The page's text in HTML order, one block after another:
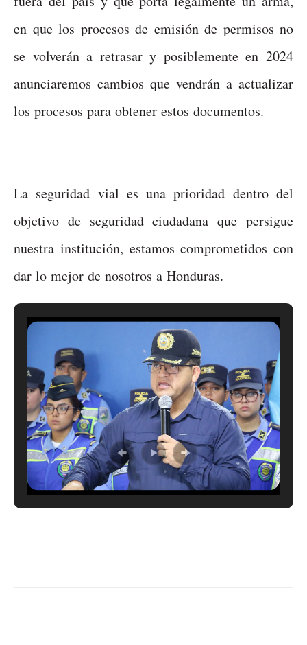
en que los procesos de emisión de permisos no
se volverán a retrasar y posiblemente en 2024
anunciaremos cambios que vendrán a actualizar
los procesos para obtener estos documentos.
La seguridad vial es una prioridad dentro del
objetivo de seguridad ciudadana que persigue
nuestra institución, estamos comprometidos con
dar lo mejor de nosotros a Honduras.